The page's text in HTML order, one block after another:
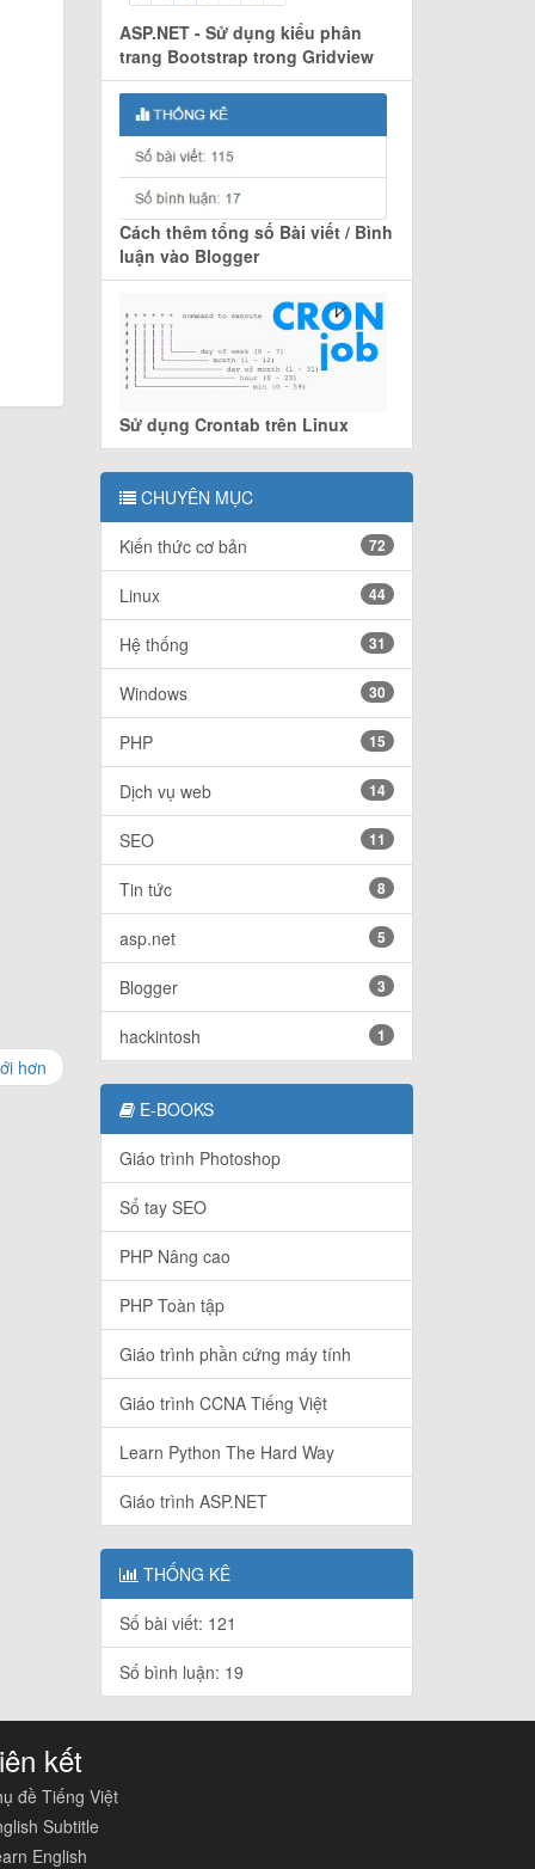
hơn
ASP.NET - Sử dụng kiểu phân
trang Bootstrap trong Gridview
Cách thêm tổng số Bài viết / Bình
luận vào Blogger
Sử dụng Crontab trên Linux
CHUYÊN MỤC
Kiến thức cơ bản 72
Linux 44
Hệ thống 31
Windows 30
PHP 15
Dịch vụ web 14
SEO 11
Tin tức 8
asp.net 5
Blogger 3
hackintosh 1
E-BOOKS
Giáo trình Photoshop
Sổ tay SEO
PHP Nâng cao
PHP Toàn tập
Giáo trình phần cứng máy tính
Giáo trình CCNA Tiếng Việt
Learn Python The Hard Way
Giáo trình ASP.NET
THỐNG KÊ
Số bài viết: 121
Số bình luận: 19
kết
đề Tiếng Việt
Subtitle
English